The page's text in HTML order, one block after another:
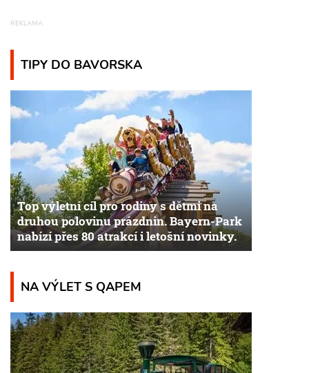
TIPY DO BAVORSKA
Top výletní cíl pro rodiny s dětmi na
druhou polovinu prázdnin. Bayern-Park
nabízí přes 80 atrakcí i letošní novinky.
NA VÝLET S QAPEM